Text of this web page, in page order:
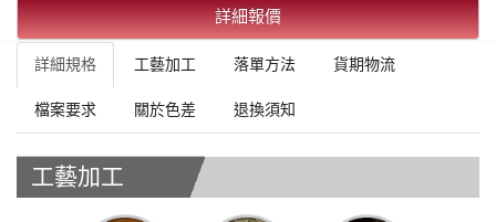
詳細報價
詳細規格 工藝加工 落單方法 貨期物流
檔案要求 關於色差 退換須知
工藝加工